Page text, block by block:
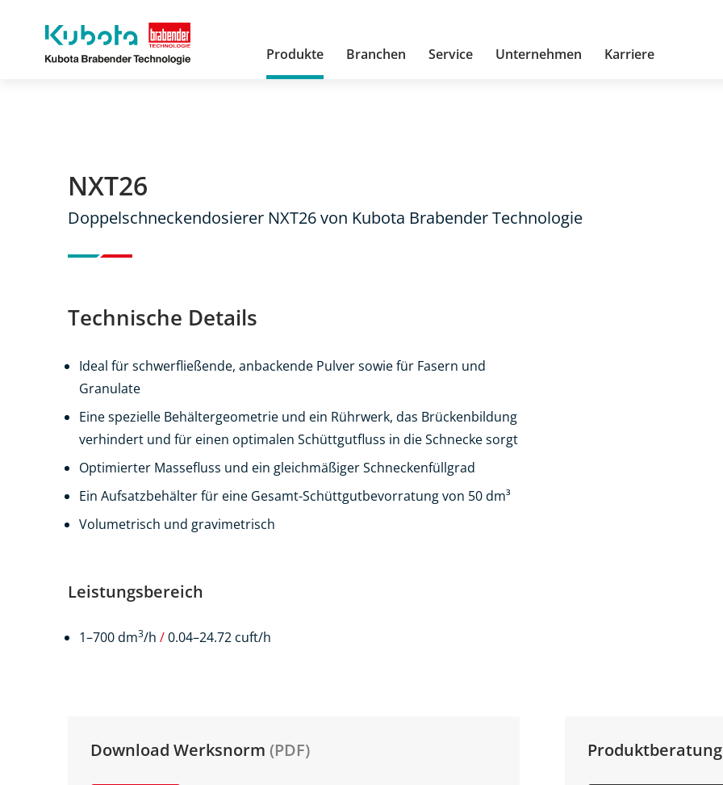
Kubota
Brabender
Produkte Branchen Service Unternehmen Karriere
NXT26
Doppelschneckendosierer NXT26 von Kubota Brabender Technologie
Technische Details
Ideal für schwerfließende, anbackende Pulver sowie für Fasern und
Granulate
Eine spezielle Behältergeometrie und ein Rührwerk, das Brückenbildung
verhindert und für einen optimalen Schüttgutfluss in die Schnecke sorgt
Optimierter Massefluss und ein gleichmäßiger Schneckenfüllgrad
Ein Aufsatzbehälter für eine Gesamt-Schüttgutbevorratung von 50 dm³
Volumetrisch und gravimetrisch
Leistungsbereich
1–700 dm3/h /0.04–24.72 cuft/h
Download Werksnorm (PDF) Produktberatung